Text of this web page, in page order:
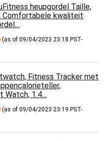
heupgordel Taille,
Comfortabele kwaliteit
(as of 09/04/2023 23:18 PST-
Fitness Tracker met
Watch, 1.4…
(as of 09/04/2023 23:19 PST-